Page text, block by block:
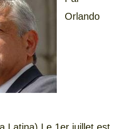
Orlando
Latina) Le 1er juillet est